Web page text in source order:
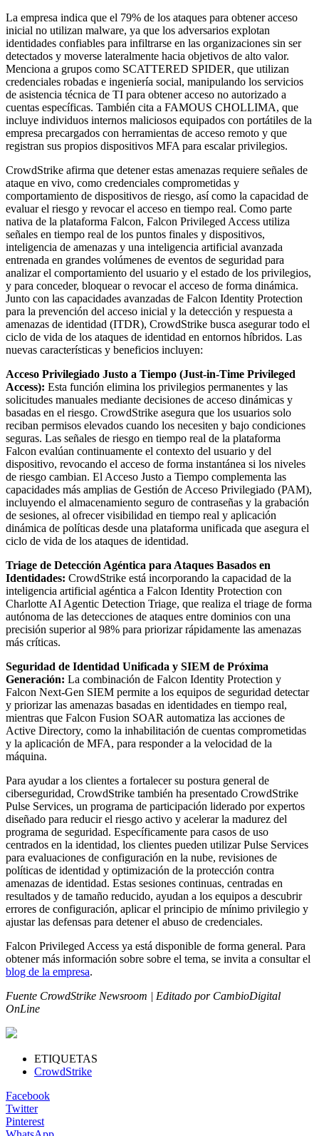
La empresa indica que el 79% de los ataques para obtener acceso
inicial no utilizan malware, ya que los adversarios explotan
identidades confiables para infiltrarse en las organizaciones sin ser
detectados y moverse lateralmente hacia objetivos de alto valor.
Menciona a grupos como SCATTERED SPIDER, que utilizan
credenciales robadas e ingeniería social, manipulando los servicios
de asistencia técnica de TI para obtener acceso no autorizado a
cuentas específicas. También cita a FAMOUS CHOLLIMA, que
incluye individuos internos maliciosos equipados con portátiles de la
empresa precargados con herramientas de acceso remoto y que
registran sus propios dispositivos MFA para escalar privilegios.
CrowdStrike afirma que detener estas amenazas requiere señales de
ataque en vivo, como credenciales comprometidas y
comportamiento de dispositivos de riesgo, así como la capacidad de
evaluar el riesgo y revocar el acceso en tiempo real. Como parte
nativa de la plataforma Falcon, Falcon Privileged Access utiliza
señales en tiempo real de los puntos finales y dispositivos,
inteligencia de amenazas y una inteligencia artificial avanzada
entrenada en grandes volúmenes de eventos de seguridad para
analizar el comportamiento del usuario y el estado de los privilegios,
y para conceder, bloquear o revocar el acceso de forma dinámica.
Junto con las capacidades avanzadas de Falcon Identity Protection
para la prevención del acceso inicial y la detección y respuesta a
amenazas de identidad (ITDR), CrowdStrike busca asegurar todo el
ciclo de vida de los ataques de identidad en entornos híbridos. Las
nuevas características y beneficios incluyen:
Acceso Privilegiado Justo a Tiempo (Just-in-Time Privileged
Access): Esta función elimina los privilegios permanentes y las
solicitudes manuales mediante decisiones de acceso dinámicas y
basadas en el riesgo. CrowdStrike asegura que los usuarios solo
reciban permisos elevados cuando los necesiten y bajo condiciones
seguras. Las señales de riesgo en tiempo real de la plataforma
Falcon evalúan continuamente el contexto del usuario y del
dispositivo, revocando el acceso de forma instantánea si los niveles
de riesgo cambian. El Acceso Justo a Tiempo complementa las
capacidades más amplias de Gestión de Acceso Privilegiado (PAM),
incluyendo el almacenamiento seguro de contraseñas y la grabación
de sesiones, al ofrecer visibilidad en tiempo real y aplicación
dinámica de políticas desde una plataforma unificada que asegura el
ciclo de vida de los ataques de identidad.
Triage de Detección Agéntica para Ataques Basados en
Identidades: CrowdStrike está incorporando la capacidad de la
inteligencia artificial agéntica a Falcon Identity Protection con
Charlotte AI Agentic Detection Triage, que realiza el triage de forma
autónoma de las detecciones de ataques entre dominios con una
precisión superior al 98% para priorizar rápidamente las amenazas
más críticas.
Seguridad de Identidad Unificada y SIEM de Próxima
Generación: La combinación de Falcon Identity Protection y
Falcon Next-Gen SIEM permite a los equipos de seguridad detectar
y priorizar las amenazas basadas en identidades en tiempo real,
mientras que Falcon Fusion SOAR automatiza las acciones de
Active Directory, como la inhabilitación de cuentas comprometidas
y la aplicación de MFA, para responder a la velocidad de la
máquina.
Para ayudar a los clientes a fortalecer su postura general de
ciberseguridad, CrowdStrike también ha presentado CrowdStrike
Pulse Services, un programa de participación liderado por expertos
diseñado para reducir el riesgo activo y acelerar la madurez del
programa de seguridad. Específicamente para casos de uso
centrados en la identidad, los clientes pueden utilizar Pulse Services
para evaluaciones de configuración en la nube, revisiones de
políticas de identidad y optimización de la protección contra
amenazas de identidad. Estas sesiones continuas, centradas en
resultados y de tamaño reducido, ayudan a los equipos a descubrir
errores de configuración, aplicar el principio de mínimo privilegio y
ajustar las defensas para detener el abuso de credenciales.
Falcon Privileged Access ya está disponible de forma general. Para
obtener más información sobre sobre el tema, se invita a consultar el
blog de la empresa.
Fuente CrowdStrike Newsroom | Editado por CambioDigital
OnLine
ETIQUETAS
CrowdStrike
Facebook
Twitter
Pinterest